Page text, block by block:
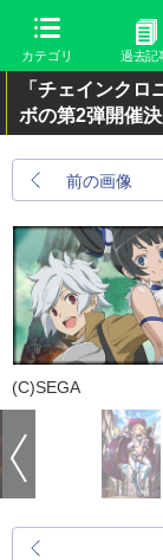
カテゴリ 過去記
「チェインク
ボの第2弾開催
前の画像
(C)SEGA